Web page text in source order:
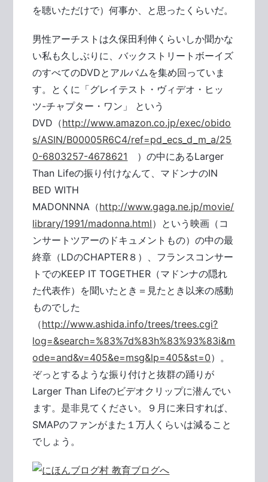
を聴いただけで）何事か、と思ったくらいだ。
男性アーチストは久保田利伸くらいしか聞かな
い私も久しぶりに、バックストリートボーイズ
のすべてのDVDとアルバムを集め回っていま
す。とくに「グレイテスト・ヴィデオ・ヒッ
ツ-チャプター・ワン」 という
DVD（http://www.amazon.co.jp/exec/obido
s/ASIN/B00005R6C4/ref=pd_ecs_d_m_a/25
0-6803257-4678621 ）の中にあるLarger
Than Lifeの振り付けなんて、マドンナのIN
BED WITH
MADONNNA（http://www.gaga.ne.jp/movie/
library/1991/madonna.html）という映画（コ
ンサートツアーのドキュメントもの）の中の最
終章（LDのCHAPTER８）、フランスコンサー
トでのKEEP IT TOGETHER（マドンナの隠れ
た代表作）を聞いたとき＝見たとき以来の感動
ものでした
（http://www.ashida.info/trees/trees.cgi?
log=&search=%83%7d%83h%83%93%83i&m
ode=and&v=405&e=msg&lp=405&st=0）。
ぞっとするような振り付けと抜群の踊りが
Larger Than Lifeのビデオクリップに潜んでい
ます。是非見てください。９月に来日すれば、
SMAPのファンがまた１万人くらいは減ること
でしょう。